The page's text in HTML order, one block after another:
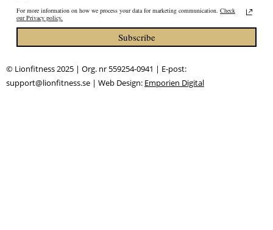
For more information on how we process your data for marketing communication. Check
our Privacy policy.
Subscribe
© Lionfitness 2025 | Org. nr 559254-0941 | E-post:
support@lionfitness.se | Web Design: Emporien Digital